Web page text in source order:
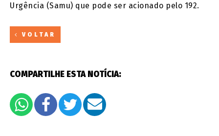
Urgência (Samu) que pode ser acionado pelo 192.
VOLTAR
COMPARTILHE ESTA NOTÍCIA: